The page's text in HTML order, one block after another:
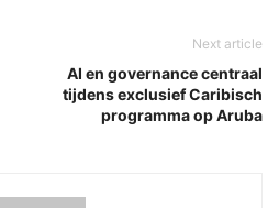
Next article
AI en governance centraal
tijdens exclusief Caribisch
programma op Aruba